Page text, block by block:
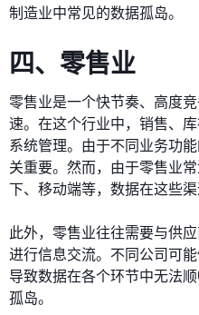
制造业中常见的数据孤岛。
四、零售业
零售业是一个快节奏、高度
速。在这个行业中，销售、
系统管理。由于不同业务功
关重要。然而，由于零售业
下、移动端等，数据在这些
此外，零售业往往需要与供
进行信息交流。不同公司可
导致数据在各个环节中无法
孤岛。